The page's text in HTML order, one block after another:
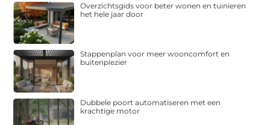
Overzichtsgids voor beter wonen en tuinieren
het hele jaar door
Stappenplan voor meer wooncomfort en
buitenplezier
Dubbele poort automatiseren met een
krachtige motor